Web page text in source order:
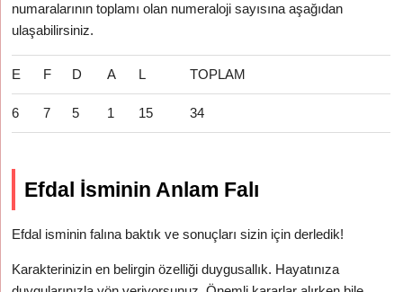
numaralarının toplamı olan numeraloji sayısına aşağıdan
ulaşabilirsiniz.
E F D A L TOPLAM
6 7 5 1 15 34
Efdal İsminin Anlam Falı
Efdal isminin falına baktık ve sonuçları sizin için derledik!
Karakterinizin en belirgin özelliği duygusallık. Hayatınıza